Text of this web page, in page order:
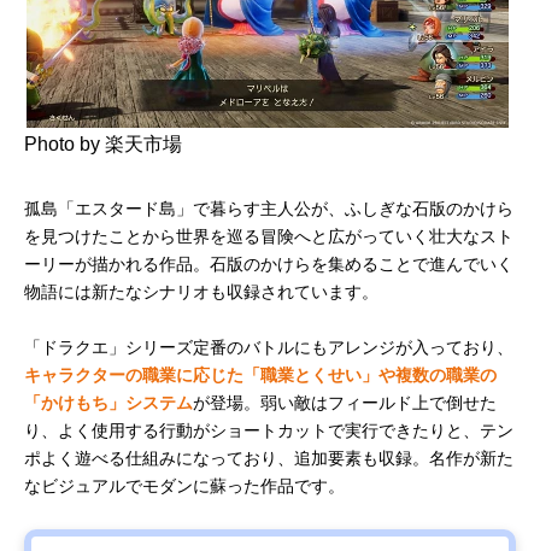
Photo by 楽天市場
孤島「エスタード島」で暮らす主人公が、ふしぎな石版のかけら
を見つけたことから世界を巡る冒険へと広がっていく壮大なスト
ーリーが描かれる作品。石版のかけらを集めることで進んでいく
物語には新たなシナリオも収録されています。
「ドラクエ」シリーズ定番のバトルにもアレンジが入っており、
キャラクターの職業に応じた「職業とくせい」や複数の職業の
「かけもち」システムが登場。弱い敵はフィールド上で倒せた
り、よく使用する行動がショートカットで実行できたりと、テン
ポよく遊べる仕組みになっており、追加要素も収録。名作が新た
なビジュアルでモダンに蘇った作品です。